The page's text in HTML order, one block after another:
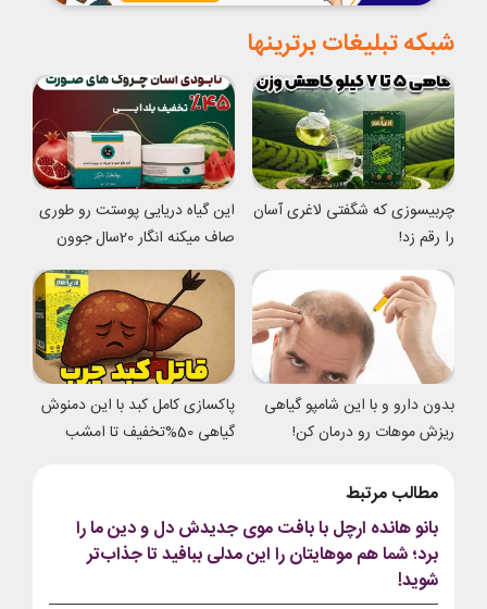
شبکه تبلیغات برترینها
چربیسوزی که شگفتی لاغری آسان
را رقم زد!
این گیاه دریایی پوستت رو طوری
صاف میکنه انگار 20سال جوون
شدی
بدون دارو و با این شامپو گیاهی
ریزش موهات رو درمان کن!
پاکسازی کامل کبد با این دمنوش
گیاهی 50%تخفیف تا امشب
مطالب مرتبط
بانو هانده ارچل با بافت موی جدیدش دل و دین ما را
برد؛ شما هم موهایتان را این مدلی ببافید تا جذاب‌تر
شوید!